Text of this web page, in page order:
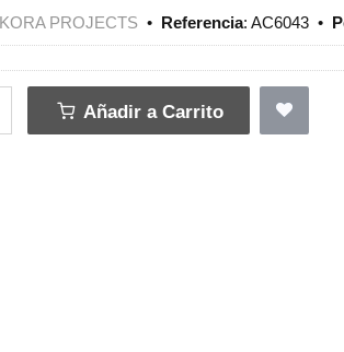
KORA PROJECTS • Referencia:AC6043 •
Añadir a Carrito